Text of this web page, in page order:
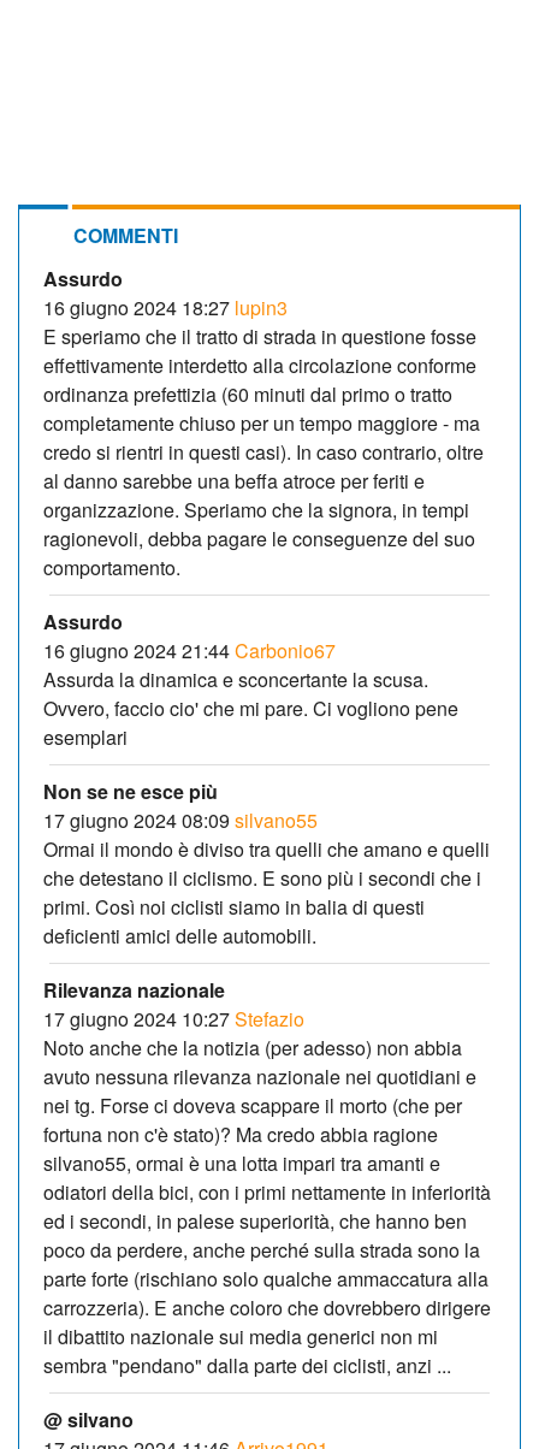
COMMENTI
Assurdo
16 giugno 2024 18:27 lupin3
E speriamo che il tratto di strada in questione fosse
effettivamente interdetto alla circolazione conforme
ordinanza prefettizia (60 minuti dal primo o tratto
completamente chiuso per un tempo maggiore - ma
credo si rientri in questi casi). In caso contrario, oltre
al danno sarebbe una beffa atroce per feriti e
organizzazione. Speriamo che la signora, in tempi
ragionevoli, debba pagare le conseguenze del suo
comportamento.
Assurdo
16 giugno 2024 21:44Carbonio67
Assurda la dinamica e sconcertante la scusa.
Ovvero, faccio cio' che mi pare. Ci vogliono pene
esemplari
Non se ne esce più
17 giugno 2024 08:09 silvano55
Ormai il mondo è diviso tra quelli che amano e quelli
che detestano il ciclismo. E sono più i secondi che i
primi. Così noi ciclisti siamo in balia di questi
deficienti amici delle automobili.
Rilevanza nazionale
17 giugno 2024 10:27Stefazio
Noto anche che la notizia (per adesso) non abbia
avuto nessuna rilevanza nazionale nei quotidiani e
nei tg. Forse ci doveva scappare il morto (che per
fortuna non c'è stato)? Ma credo abbia ragione
silvano55, ormai è una lotta impari tra amanti e
odiatori della bici, con i primi nettamente in inferiorità
ed i secondi, in palese superiorità, che hanno ben
poco da perdere, anche perché sulla strada sono la
parte forte (rischiano solo qualche ammaccatura alla
carrozzeria). E anche coloro che dovrebbero dirigere
il dibattito nazionale sui media generici non mi
sembra "pendano" dalla parte dei ciclisti, anzi ...
@ silvano